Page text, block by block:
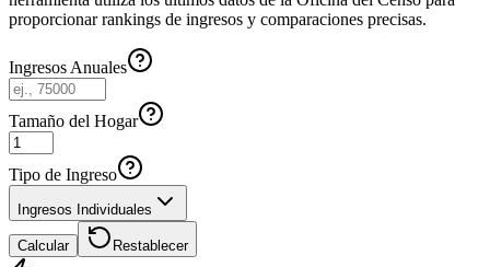
proporcionar rankings de ingresos y comparaciones precisas.
Ingresos Anuales
Tamaño del Hogar
Tipo de Ingreso
Ingresos Individuales
Calcular Restablecer